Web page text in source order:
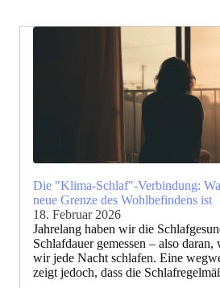
Die "Klima-Schlaf"-Verbindung:
neue Grenze des Wohlbefindens ist
18. Februar 2026
Jahrelang haben wir die
Schlafdauer gemessen – also
wir jede Nacht schlafen. Eine
zeigt jedoch, dass die